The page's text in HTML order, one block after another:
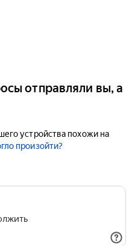
отправляли вы, а
устройства похожи на
произойти?